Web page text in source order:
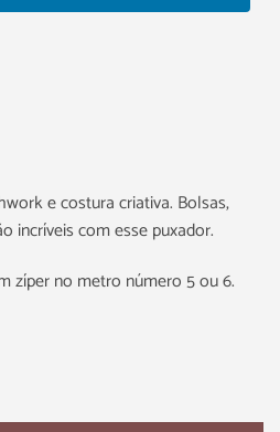
e costura criativa. Bolsas,
incríveis com esse puxador.
zíper no metro número 5 ou 6.